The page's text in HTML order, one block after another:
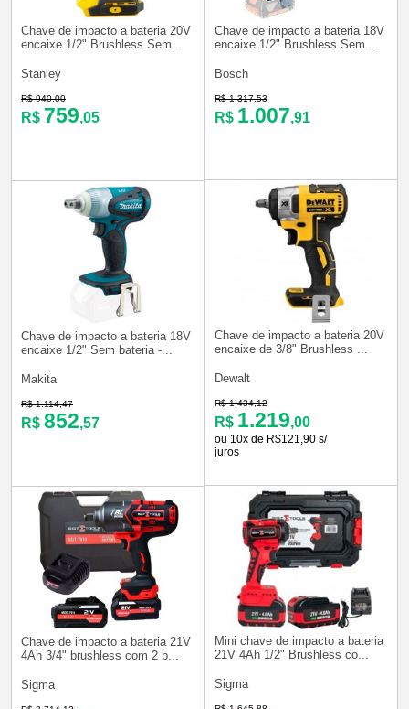
Chave de impacto a bateria 20V
encaixe 1/2" Brushless Sem...
Stanley
R$ 940,00
R$ 759,05
Chave de impacto a bateria 18V
encaixe 1/2" Brushless Sem...
Bosch
R$ 1.317,53
R$ 1.007,91
Chave de impacto a bateria 18V
encaixe 1/2" Sem bateria -...
Makita
R$ 1.114,47
R$ 852,57
Chave de impacto a bateria 20V
encaixe de 3/8" Brushless ...
Dewalt
R$ 1.434,12
R$ 1.219,00
ou 10x de R$121,90 s/
juros
Chave de impacto a bateria 21V
4Ah 3/4" brushless com 2 b...
Sigma
Mini chave de impacto a bateria
21V 4Ah 1/2" Brushless co...
Sigma